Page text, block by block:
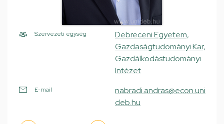
Szervezeti egység
Debreceni Egyetem,
Gazdaságtudományi Kar,
Gazdálkodástudományi
Intézet
E-mail
nabradi.andras@econ.uni
deb.hu